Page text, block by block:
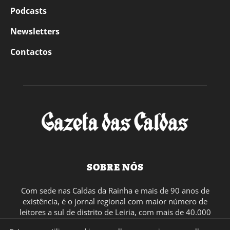
Podcasts
Newsletters
Contactos
SOBRE NÓS
Com sede nas Caldas da Rainha e mais de 90 anos de
existência, é o jornal regional com maior número de
leitores a sul de distrito de Leiria, com mais de 40.000
leitores por toda a região Oeste. Jornal com distribuição